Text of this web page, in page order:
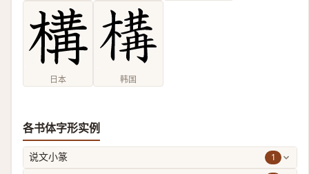
日本 韩国
各书体字形实例
说文小篆
1